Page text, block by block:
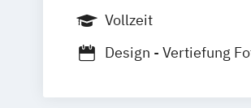
Vollzeit
Design - Vertiefung
Game Design and